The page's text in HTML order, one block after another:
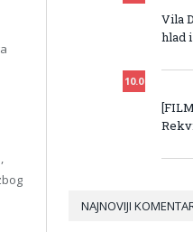
Vila
hlad
10.0
NAJNOVIJI